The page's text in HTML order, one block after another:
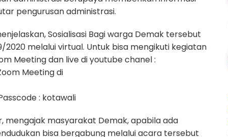
pengurusan administrasi.
Sosialisasi Bagi warga Demak tersebut
2020 melalui virtual. Untuk bisa mengikuti kegiatan
Meeting dan live di youtube chanel :
Meeting di
: kotawali
mengajak masyarakat Demak, apabila ada
bisa bergabung melalui acara tersebut